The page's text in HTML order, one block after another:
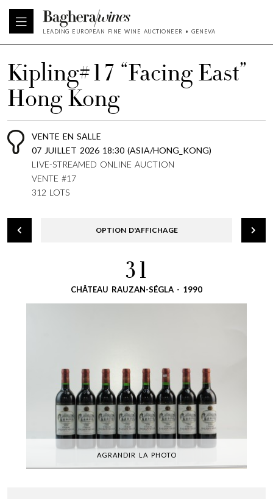
LEADING EUROPEAN FINE WINE AUCTIONEER • GENEVA
Kipling#17 “Facing East”
Hong Kong
VENTE EN SALLE
07 JUILLET 2026 18:30 (ASIA/HONG_KONG)
LIVE-STREAMED ONLINE AUCTION
VENTE #17
312 LOTS
OPTION D'AFFICHAGE
31
CHÂTEAU RAUZAN-SÉGLA - 1990
AGRANDIR LA PHOTO